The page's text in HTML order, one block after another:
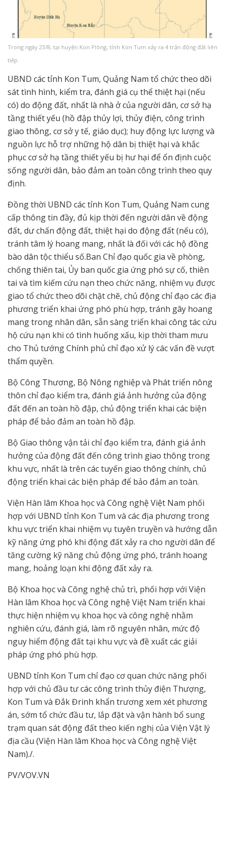
Trong ngày 23/8, tại huyện Kon Plông, tỉnh Kon Tum xảy ra 4 trận động đất liên
tiếp.
UBND các tỉnh Kon Tum, Quảng Nam tổ chức theo dõi
sát tình hình, kiểm tra, đánh giá cụ thể thiệt hại (nếu
có) do động đất, nhất là nhà ở của người dân, cơ sở hạ
tầng thiết yếu (hồ đập thủy lợi, thủy điện, công trình
giao thông, cơ sở y tế, giáo dục); huy động lực lượng và
nguồn lực hỗ trợ những hộ dân bị thiệt hại và khắc
phục cơ sở hạ tầng thiết yếu bị hư hại để ổn định cuộc
sống người dân, bảo đảm an toàn công trình theo quy
định.
Đồng thời UBND các tỉnh Kon Tum, Quảng Nam cung
cấp thông tin đầy, đủ kịp thời đến người dân về động
đất, dư chấn động đất, thiệt hại do động đất (nếu có),
tránh tâm lý hoang mang, nhất là đối với các hộ đồng
bào dân tộc thiểu số.Ban Chỉ đạo quốc gia về phòng,
chống thiên tai, Ủy ban quốc gia ứng phó sự cố, thiên
tai và tìm kiếm cứu nạn theo chức năng, nhiệm vụ được
giao tổ chức theo dõi chặt chẽ, chủ động chỉ đạo các địa
phương triển khai ứng phó phù hợp, tránh gây hoang
mang trong nhân dân, sẵn sàng triển khai công tác cứu
hộ cứu nạn khi có tình huống xấu, kịp thời tham mưu
cho Thủ tướng Chính phủ chỉ đạo xử lý các vấn đề vượt
thẩm quyền.
Bộ Công Thương, Bộ Nông nghiệp và Phát triển nông
thôn chỉ đạo kiểm tra, đánh giá ảnh hưởng của động
đất đến an toàn hồ đập, chủ động triển khai các biện
pháp để bảo đảm an toàn hồ đập.
Bộ Giao thông vận tải chỉ đạo kiểm tra, đánh giá ảnh
hưởng của động đất đến công trình giao thông trong
khu vực, nhất là trên các tuyến giao thông chính, chủ
động triển khai các biện pháp để bảo đảm an toàn.
Viện Hàn lâm Khoa học và Công nghệ Việt Nam phối
hợp với UBND tỉnh Kon Tum và các địa phương trong
khu vực triển khai nhiệm vụ tuyên truyền và hướng dẫn
kỹ năng ứng phó khi động đất xảy ra cho người dân để
tăng cường kỹ năng chủ động ứng phó, tránh hoang
mang, hoảng loạn khi động đất xảy ra.
Bộ Khoa học và Công nghệ chủ trì, phối hợp với Viện
Hàn lâm Khoa học và Công nghệ Việt Nam triển khai
thực hiện nhiệm vụ khoa học và công nghệ nhằm
nghiên cứu, đánh giá, làm rõ nguyên nhân, mức độ
nguy hiểm động đất tại khu vực và đề xuất các giải
pháp ứng phó phù hợp.
UBND tỉnh Kon Tum chỉ đạo cơ quan chức năng phối
hợp với chủ đầu tư các công trình thủy điện Thượng,
Kon Tum và Đắk Đrinh khẩn trương xem xét phương
án, sớm tổ chức đầu tư, lắp đặt và vận hành bổ sung
trạm quan sát động đất theo kiến nghị của Viện Vật lý
địa cầu (Viện Hàn lâm Khoa học và Công nghệ Việt
Nam)./.
PV/VOV.VN